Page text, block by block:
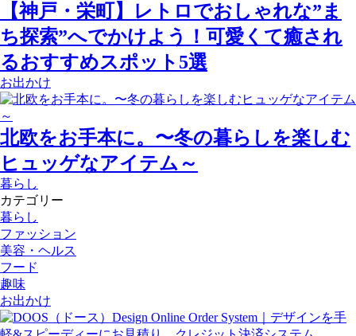
【神戸・栄町】レトロでおしゃれな”ま
ち探索”へでかけよう！可愛くて癒され
るおすすめスポット5選
お出かけ
北欧をお手本に。〜冬の暮らしを楽しむ
ヒュッゲなアイテム～
暮らし
カテゴリー
暮らし
ファッション
美容・ヘルス
フード
趣味
お出かけ